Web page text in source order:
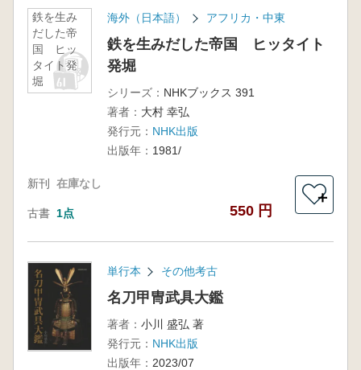
鉄を生み
だした帝
国 ヒッ
タイト発
堀
海外（日本語） アフリカ・中東
鉄を生みだした帝国 ヒッタイト
発堀
シリーズ： NHKブックス 391
著者： 大村 幸弘
発行元： NHK出版
出版年： 1981/
新刊 在庫なし
古書 1点 550 円
＋
単行本 その他考古
名刀甲冑武具大鑑
著者： 小川 盛弘 著
発行元： NHK出版
出版年： 2023/07